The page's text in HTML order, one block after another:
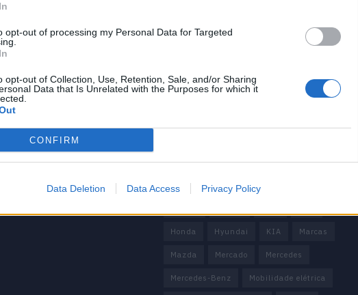
opt-out of processing my Personal Data for Targeted
opt-out of Collection, Use, Retention, Sale, and/or Sharing
Data that Is Unrelated with the Purposes for which it
CONFIRM
Data Deletion Data Access Privacy Policy
importante
Editorial
Tags
China Citröen CUPRA
Elon Musk Elétrico
Honda Hyundai KIA Marcas
Mazda Mercado Mercedes
Mercedes-Benz Mobilidade elétrica